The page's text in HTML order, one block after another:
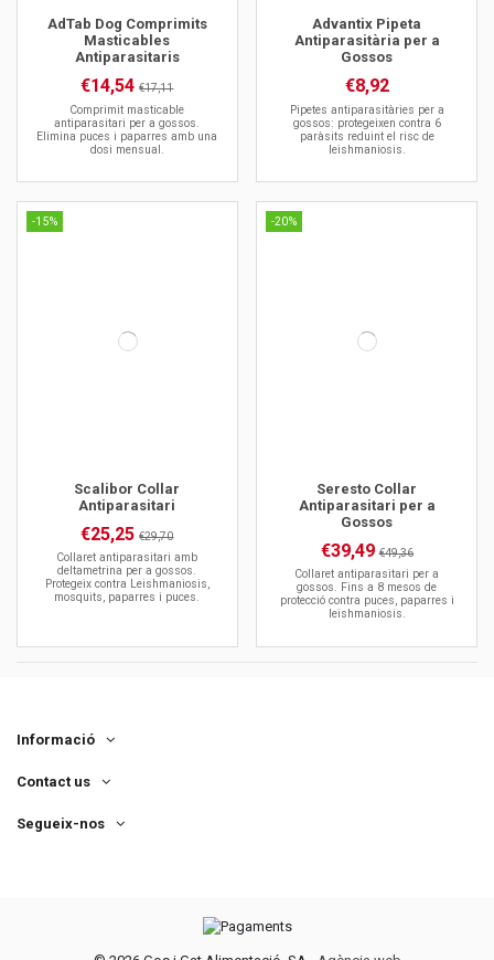
AdTab Dog Comprimits
Masticables
Antiparasitaris
€14,54€17,11
Comprimit masticable
antiparasitari per a gossos.
Elimina puces i paparres amb una
dosi mensual.
Advantix Pipeta
Antiparasitària per a
Gossos
€8,92
Pipetes antiparasitàries per a
gossos: protegeixen contra 6
paràsits reduint el risc de
leishmaniosis.
-15%
Scalibor Collar
Antiparasitari
€25,25€29,70
Collaret antiparasitari amb
deltametrina per a gossos.
Protegeix contra Leishmaniosis,
mosquits, paparres i puces.
-20%
Seresto Collar
Antiparasitari per a
Gossos
€39,49€49,36
Collaret antiparasitari per a
gossos. Fins a 8 mesos de
protecció contra puces, paparres i
leishmaniosis.
Informació
Contact us
Segueix-nos